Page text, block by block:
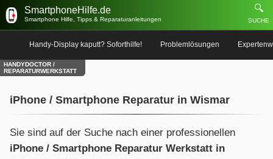
SmartphoneHilfe.de
Smartphone Hilfe, Tipps & Reparaturanleitungen
🔍
SUCHE
Handy-Display kaputt? Soforthilfe! Problemlösungen
HANDYDOCTOR /
REPARATURWERKSTATT
iPhone / Smartphone Reparatur in Wismar
Sie sind auf der Suche nach einer professionellen
iPhone / Smartphone Reparatur Werkstatt in